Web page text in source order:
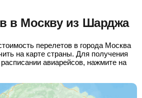
в Москву из Шарджа
перелетов в города Москва
на карте страны. Для получения
авиарейсов, нажмите на